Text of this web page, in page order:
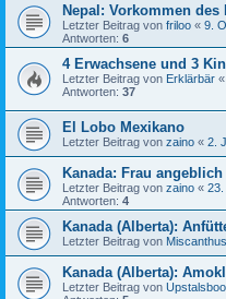
Nepal: Vorkommen
Letzter Beitrag von friloo « 9.
Antworten: 6
4 Erwachsene und 3
Letzter Beitrag von Erklärbär «
Antworten: 37
El Lobo Mexikano
Letzter Beitrag von zaino « 2.
Kanada: Frau
Letzter Beitrag von zaino « 23.
Antworten: 4
Kanada (Alberta):
Letzter Beitrag von Miscanthus
Kanada (Alberta):
Letzter Beitrag von